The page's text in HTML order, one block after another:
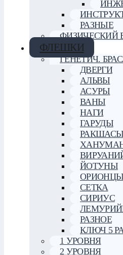
РАЗНЫЕ
ФИЗИЧЕСКИЙ
ФЛЕШКИ
ГЕНЕТИЧ.
ДВЕРГИ
АЛЬВЫ
АСУРЫ
ВАНЫ
НАГИ
ГАРУДЫ
РАКШАСЫ
ЙОТУНЫ
ОРИОНЦЫ
СЕТКА
СИРИУС
РАЗНОЕ
КЛЮЧ 5
1 УРОВНЯ
2 УРОВНЯ